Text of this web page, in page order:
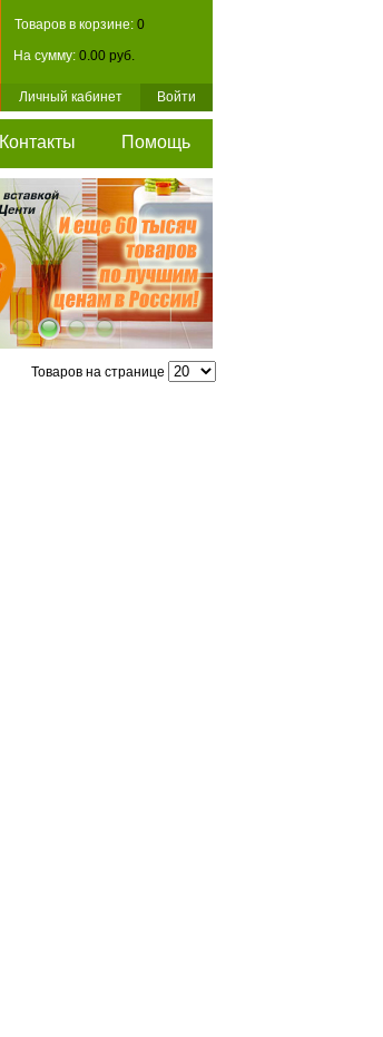
Товаров в корзине: 0
На сумму: 0.00 руб.
Личный кабинет Войти
Контакты Помощь
Товаров на странице